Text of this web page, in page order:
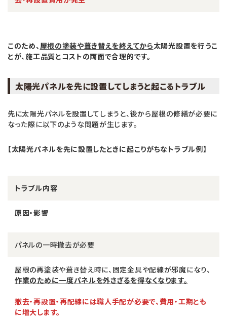
このため、屋根の塗装や葺き替えを終えてから太陽光設置を行うこ
とが、施工品質とコストの両面で合理的です。
太陽光パネルを先に設置してしまうと起こるトラブル
先に太陽光パネルを設置してしまうと、後から屋根の修繕が必要に
なった際に以下のような問題が生じます。
【太陽光パネルを先に設置したときに起こりがちなトラブル例】
トラブル内容
原因・影響
パネルの一時撤去が必要
屋根の再塗装や葺き替え時に、固定金具や配線が邪魔になり、
作業のために一度パネルを外さざるを得なくなります。
撤去・再設置・再配線には職人手配が必要で、費用・工期とも
に増大します。